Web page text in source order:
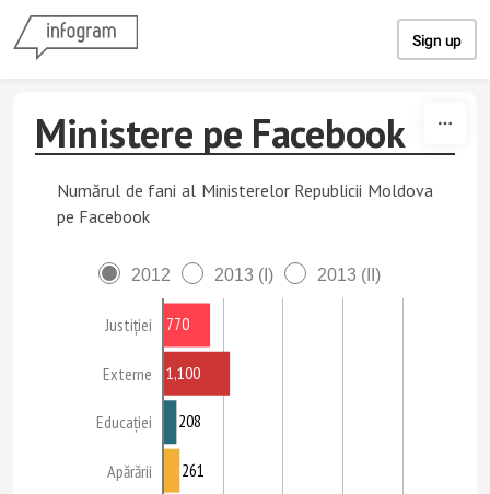
Sign up
Ministere pe Facebook
Numărul de fani al Ministerelor Republicii Moldova
pe Facebook
2012 2013 (I) 2013 (II)
Justiției
Externe
Educației
Apărării
770
1,100
208
261